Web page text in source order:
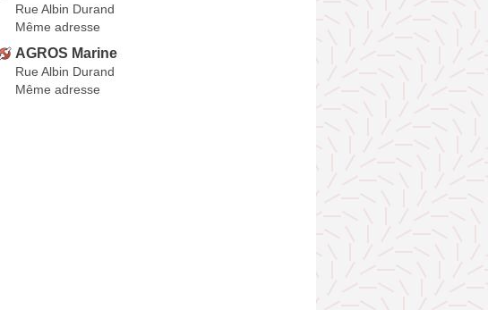
Rue Albin Durand
Même adresse
AGROS Marine
Rue Albin Durand
Même adresse